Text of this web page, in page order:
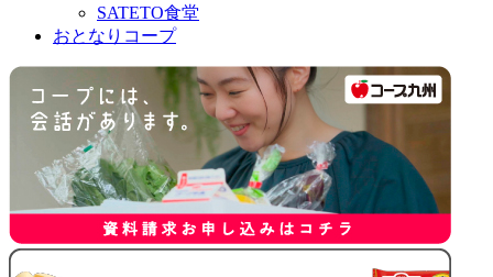
SATETO食堂
おとなりコープ